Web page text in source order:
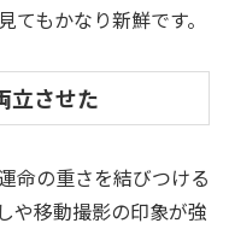
もかなり新鮮です。
立させた
命の重さを結びつける
や移動撮影の印象が強